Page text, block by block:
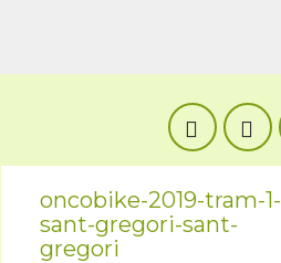
oncobike-2019-tram-1-
sant-gregori-sant-
gregori